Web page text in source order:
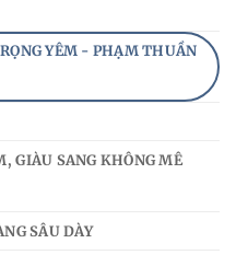
YÊM - PHẠM THUẦN
GIÀU SANG KHÔNG MÊ
SÂU DÀY